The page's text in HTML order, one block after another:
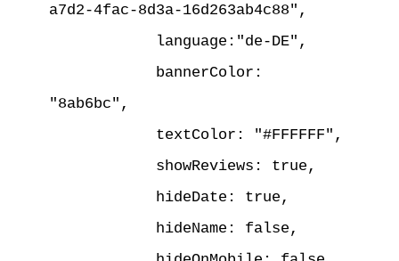
a7d2-4fac-8d3a-16d263ab4c88",
"8ab6bc",